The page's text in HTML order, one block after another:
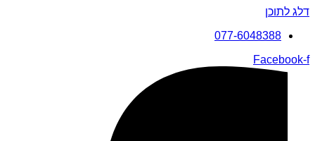
דלג לתוכן
077-6048388
Facebook-f